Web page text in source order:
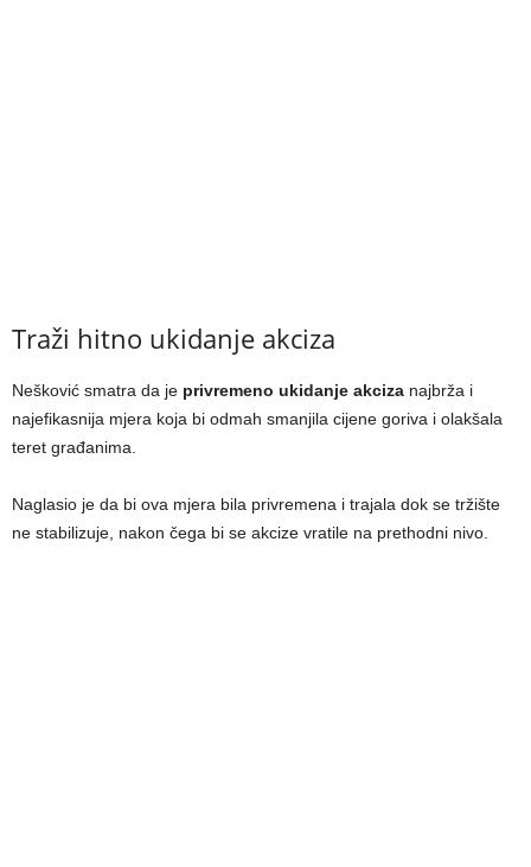
Traži hitno ukidanje akciza
Nešković smatra da je privremeno ukidanje akciza najbrža i
najefikasnija mjera koja bi odmah smanjila cijene goriva i olakšala
teret građanima.
Naglasio je da bi ova mjera bila privremena i trajala dok se tržište
ne stabilizuje, nakon čega bi se akcize vratile na prethodni nivo.